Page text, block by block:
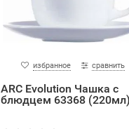
избранное сравнить
ARC Evolution Чашка с
блюдцем 63368